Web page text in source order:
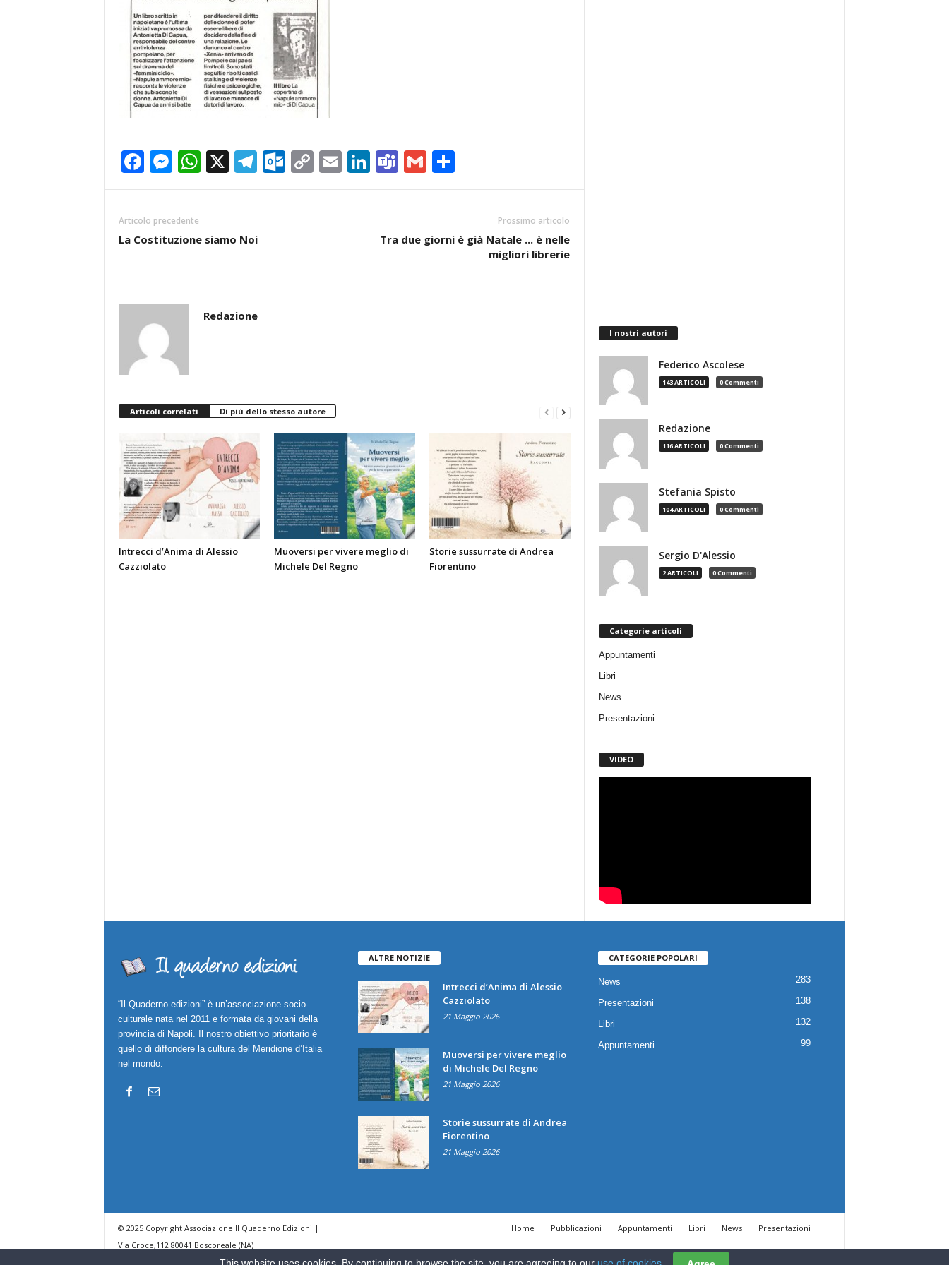
Facebook
Messenger
WhatsApp
X Telegram
Outlook.com
Copy
Link
EmailLinkedIn
TeamsGmail
Articolo precedente
La Costituzione siamo Noi
Prossimo articolo
Tra due giorni è già Natale ... è nelle
migliori librerie
Redazione
Articoli correlati Di più dello stesso autore
Intrecci d’Anima di Alessio
Cazziolato
Muoversi per vivere meglio di
Michele Del Regno
Storie sussurrate di Andrea
Fiorentino
I nostri autori
Federico Ascolese
143 ARTICOLI 0 Commenti
Redazione
116 ARTICOLI 0 Commenti
Stefania Spisto
104 ARTICOLI 0 Commenti
Sergio D'Alessio
2 ARTICOLI 0 Commenti
Categorie articoli
Appuntamenti
Libri
News
Presentazioni
VIDEO
“Il Quaderno edizioni” è un’associazione socio-
culturale nata nel 2011 e formata da giovani della
provincia di Napoli. Il nostro obiettivo prioritario è
quello di diffondere la cultura del Meridione d’Italia
nel mondo.
ALTRE NOTIZIE
Intrecci d’Anima di Alessio
Cazziolato
21 Maggio 2026
Muoversi per vivere meglio
di Michele Del Regno
21 Maggio 2026
Storie sussurrate di Andrea
Fiorentino
21 Maggio 2026
CATEGORIE POPOLARI
News 283
Presentazioni 138
Libri 132
Appuntamenti 99
© 2025 Copyright Associazione Il Quaderno Edizioni |
Via Croce,112 80041 Boscoreale (NA) |
ilquadernoedizioni@libero.it
Home Pubblicazioni Appuntamenti Libri News Presentazioni
This website uses cookies. By continuing to browse the site, you are agreeing to our use of cookies